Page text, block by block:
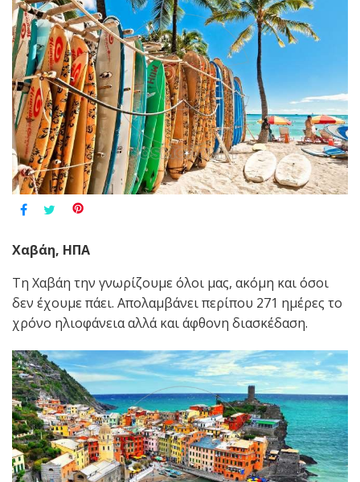
Χαβάη, ΗΠΑ
Τη Χαβάη την γνωρίζουμε όλοι μας, ακόμη και όσοι
δεν έχουμε πάει. Απολαμβάνει περίπου 271 ημέρες το
χρόνο ηλιοφάνεια αλλά και άφθονη διασκέδαση.